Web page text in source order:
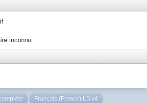
inconnu
Français (France) LS v4